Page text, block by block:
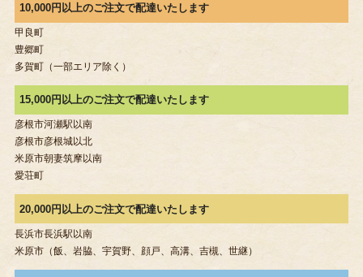
10,000円以上のご注文で配達いたします
甲良町
豊郷町
多賀町（一部エリア除く）
15,000円以上のご注文で配達いたします
彦根市河瀬駅以南
彦根市彦根城以北
米原市朝妻筑摩以南
愛荘町
20,000円以上のご注文で配達いたします
長浜市長浜駅以南
米原市（飯、岩脇、宇賀野、顔戸、高溝、吉槻、世継）